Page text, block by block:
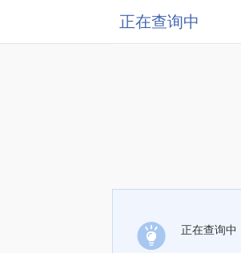
正在查询中
正在查询中